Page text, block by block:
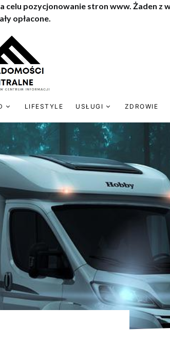
celu pozycjonowanie stron www. Żaden
opłacone.
LIFESTYLE USŁUGI ZDROWIE